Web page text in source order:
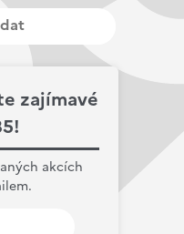
zajímavé
akcích